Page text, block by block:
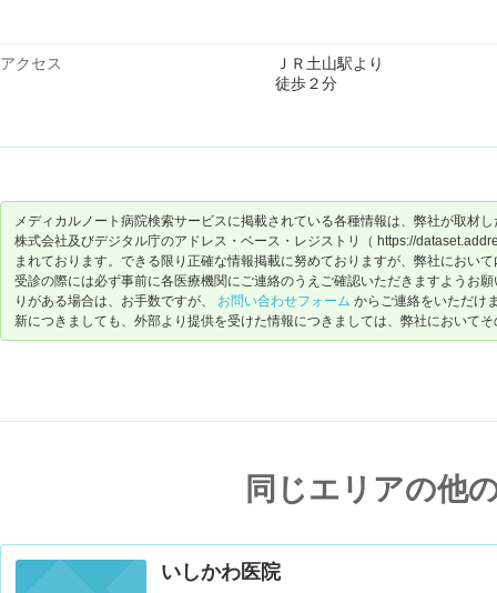
アクセス
ＪＲ土山駅より
徒歩２分
メディカルノート病院検索サービスに掲載されている各種情報は、弊社が取材
株式会社及びデジタル庁のアドレス・ベース・レジストリ（ https://
まれております。できる限り正確な情報掲載に努めておりますが、弊社におい
受診の際には必ず事前に各医療機関にご連絡のうえご確認いただきますようお
りがある場合は、お手数ですが、 お問い合わせフォーム からご連絡をいただけ
新につきましても、外部より提供を受けた情報につきましては、弊社において
同じエリアの他
いしかわ医院